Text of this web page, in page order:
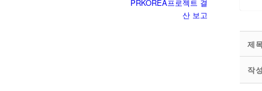
PRKOREA프로젝트 결
산 보고
제
작